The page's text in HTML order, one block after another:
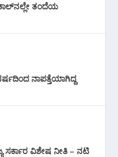
ತಂದೆಯ
ನಾಪತ್ತೆಯಾಗಿದ್ದ
ವಿಶೇಷ ನೀತಿ – ನಟಿ